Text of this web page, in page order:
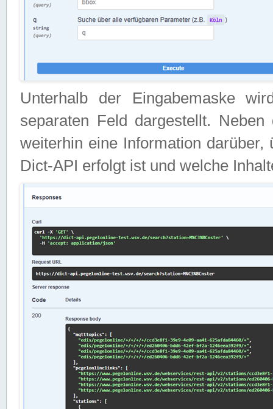
Unterhalb der Eingabemaske
separaten Feld dargestellt.
weiterhin eine Information
Dict-API erfolgt ist und welche